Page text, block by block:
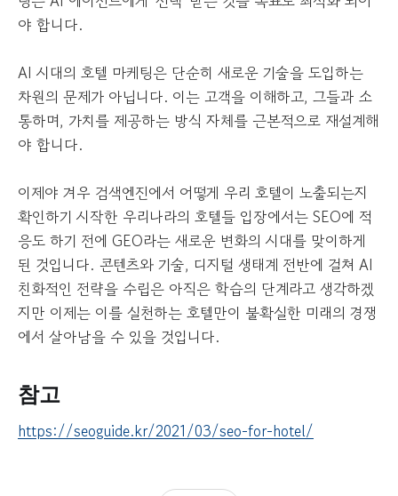
야 합니다.
AI 시대의 호텔 마케팅은 단순히 새로운 기술을 도입하는
차원의 문제가 아닙니다. 이는 고객을 이해하고, 그들과 소
통하며, 가치를 제공하는 방식 자체를 근본적으로 재설계해
야 합니다.
이제야 겨우 검색엔진에서 어떻게 우리 호텔이 노출되는지
확인하기 시작한 우리나라의 호텔들 입장에서는 SEO에 적
응도 하기 전에 GEO라는 새로운 변화의 시대를 맞이하게
된 것입니다. 콘텐츠와 기술, 디지털 생태계 전반에 걸쳐 AI
친화적인 전략을 수립은 아직은 학습의 단계라고 생각하겠
지만 이제는 이를 실천하는 호텔만이 불확실한 미래의 경쟁
에서 살아남을 수 있을 것입니다.
참고
https://seoguide.kr/2021/03/seo-for-hotel/